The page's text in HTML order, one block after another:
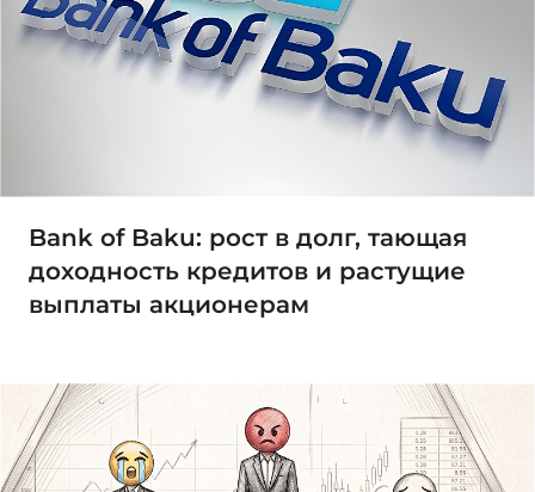
Bank of Baku: рост в долг, тающая
доходность кредитов и растущие
выплаты акционерам